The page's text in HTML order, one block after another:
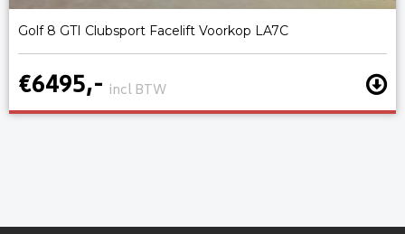
Golf 8 GTI Clubsport Facelift Voorkop LA7C
€6495,- incl BTW